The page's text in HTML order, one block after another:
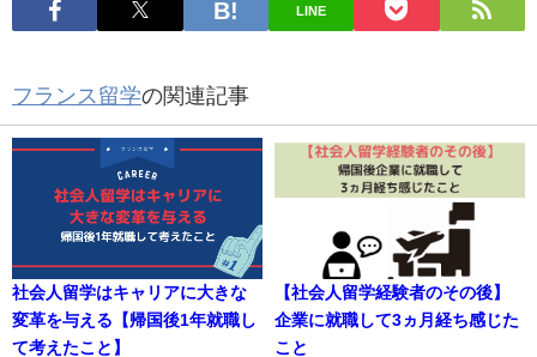
LINE
フランス留学の関連記事
社会人留学はキャリアに大きな
変革を与える【帰国後1年就職し
て考えたこと】
【社会人留学経験者のその後】
企業に就職して3ヵ月経ち感じた
こと